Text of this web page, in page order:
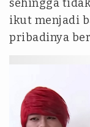
sehingga
ikut menjadi
pribadinya